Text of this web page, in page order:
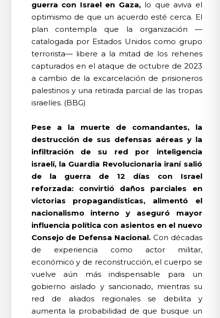
guerra con Israel en Gaza, lo que aviva el
optimismo de que un acuerdo esté cerca. El
plan contempla que la organización —
catalogada por Estados Unidos como grupo
terrorista— libere a la mitad de los rehenes
capturados en el ataque de octubre de 2023
a cambio de la excarcelación de prisioneros
palestinos y una retirada parcial de las tropas
israelíes. (BBG)
Pese a la muerte de comandantes, la
destrucción de sus defensas aéreas y la
infiltración de su red por inteligencia
israelí, la Guardia Revolucionaria iraní salió
de la guerra de 12 días con Israel
reforzada: convirtió daños parciales en
victorias propagandísticas, alimentó el
nacionalismo interno y aseguró mayor
influencia política con asientos en el nuevo
Consejo de Defensa Nacional.Con décadas
de experiencia como actor militar,
económico y de reconstrucción, el cuerpo se
vuelve aún más indispensable para un
gobierno aislado y sancionado, mientras su
red de aliados regionales se debilita y
aumenta la probabilidad de que busque un